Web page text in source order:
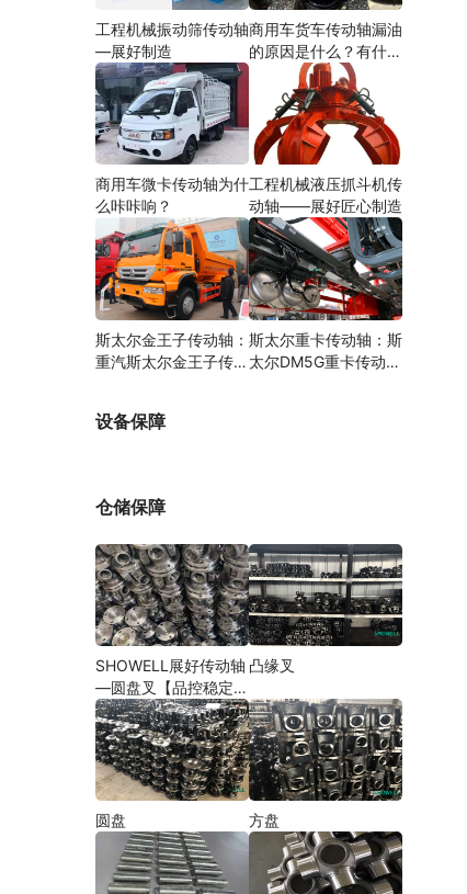
工程机械振动筛传动轴
—展好制造
商用车货车传动轴漏油
的原因是什么？有什么
商用车微卡传动轴为什
么咔咔响？
工程机械液压抓斗机传
动轴——展好匠心制造
斯太尔金王子传动轴：
重汽斯太尔金王子传动
斯太尔重卡传动轴：斯
太尔DM5G重卡传动轴
设备保障
仓储保障
SHOWELL展好传动轴
—圆盘叉【品控稳定，
精密加工】
凸缘叉
圆盘 方盘